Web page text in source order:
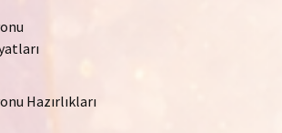
Hazırlıkları